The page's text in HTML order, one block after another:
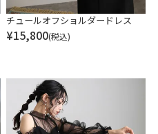
チュールオフショルダードレス
¥15,800(税込)